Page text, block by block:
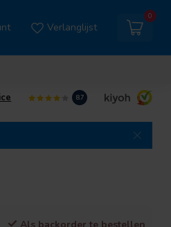
Verlanglijst
0
8.7